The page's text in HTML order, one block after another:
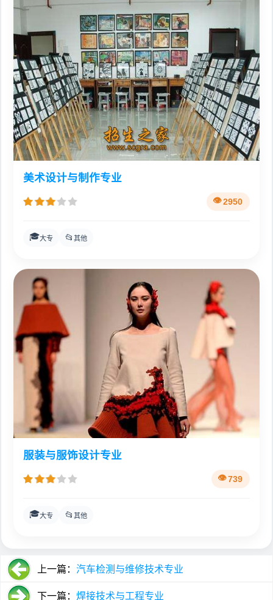
美术设计与制作专业
2950
🎓大专 📂 其他
服装与服饰设计专业
739
🎓大专 📂 其他
上一篇： 汽车检测与维修技术专业
下一篇： 焊接技术与工程专业